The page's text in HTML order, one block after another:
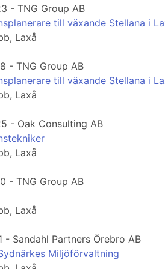
- TNG Group AB
till växande Stellana i
Laxå
- TNG Group AB
till växande Stellana i
Laxå
- Oak Consulting AB
Laxå
- TNG Group AB
Laxå
- Sandahl Partners Örebro AB
Miljöförvaltning